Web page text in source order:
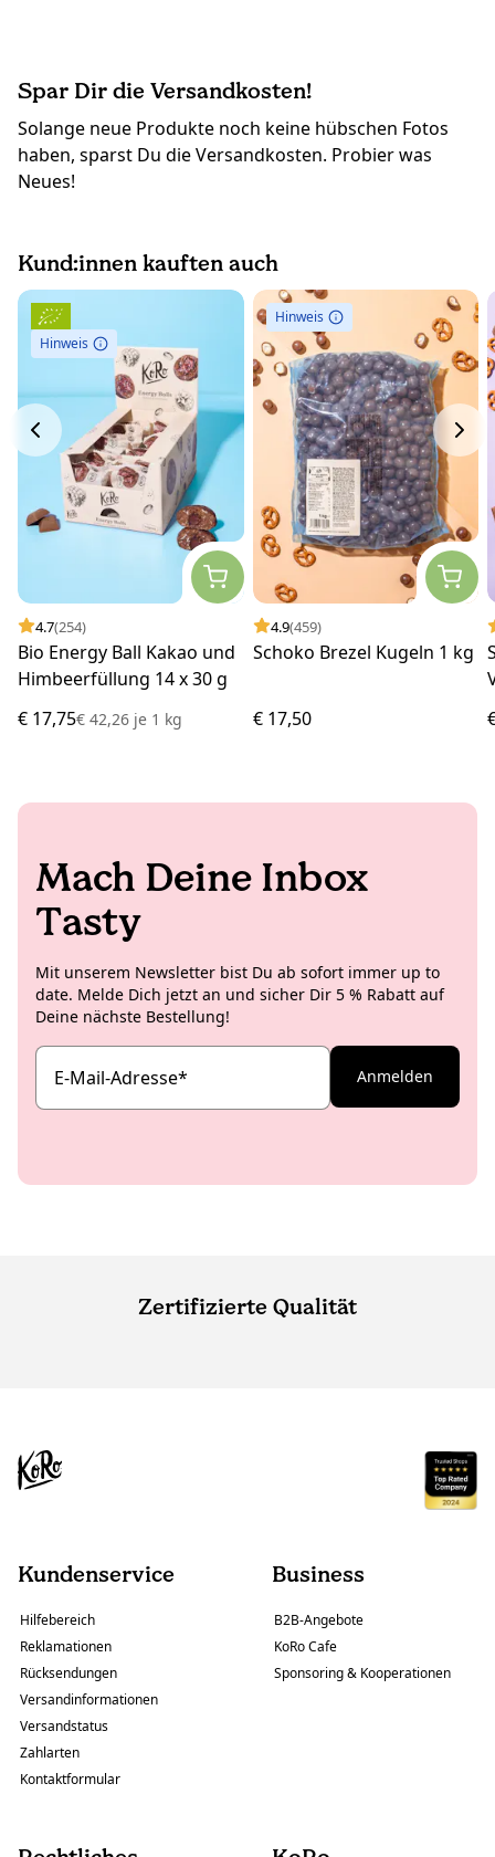
Spar Dir die Versandkosten!
Solange neue Produkte noch keine hübschen Fotos
haben, sparst Du die Versandkosten. Probier was
Neues!
Kund:innen kauften auch
Hinweis
4.7(254)
Bio Energy Ball Kakao und
Himbeerfüllung 14 x 30 g
€ 17,75€ 42,26 je 1 kg
Hinweis
4.9(459)
Schoko Brezel Kugeln 1 kg
€ 17,50
Mach Deine Inbox
Tasty
Mit unserem Newsletter bist Du ab sofort immer up to
date. Melde Dich jetzt an und sicher Dir 5 % Rabatt auf
Deine nächste Bestellung!
E-Mail-Adresse* Anmelden
Zertifizierte Qualität
Kundenservice
Hilfebereich
Reklamationen
Rücksendungen
Versandinformationen
Versandstatus
Zahlarten
Kontaktformular
Business
B2B-Angebote
KoRo Cafe
Sponsoring & Kooperationen